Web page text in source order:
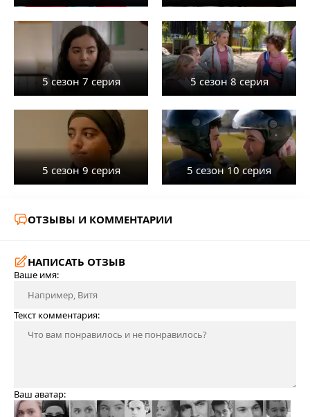
5 сезон 7 серия 5 сезон 8 серия
5 сезон 9 серия 5 сезон 10 серия
ОТЗЫВЫ И КОММЕНТАРИИ
НАПИСАТЬ ОТЗЫВ
Ваше имя:
Текст комментария:
Ваш аватар: